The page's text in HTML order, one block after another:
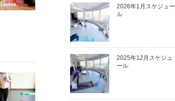
2026年1月スケジュー
ル
2025年12月スケジュ
ール